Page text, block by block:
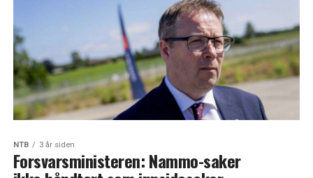
NTB 3 år siden
Forsvarsministeren: Nammo-saker